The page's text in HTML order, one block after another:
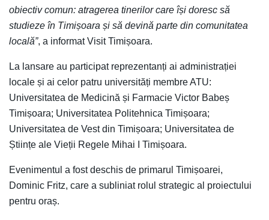
obiectiv comun: atragerea tinerilor care își doresc să
studieze în Timișoara și să devină parte din comunitatea
locală”, a informat Visit Timișoara.
La lansare au participat reprezentanți ai administrației
locale și ai celor patru universități membre ATU:
Universitatea de Medicină și Farmacie Victor Babeș
Timișoara; Universitatea Politehnica Timișoara;
Universitatea de Vest din Timișoara; Universitatea de
Științe ale Vieții Regele Mihai I Timișoara.
Evenimentul a fost deschis de primarul Timișoarei,
Dominic Fritz, care a subliniat rolul strategic al proiectului
pentru oraș.